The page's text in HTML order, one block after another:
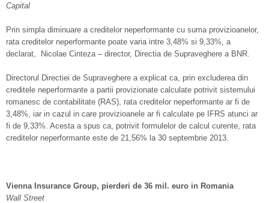
Capital
Prin simpla diminuare a creditelor neperformante cu suma provizioanelor,
rata creditelor neperformante poate varia intre 3,48% si 9,33%, a
declarat, Nicolae Cinteza – director, Directia de Supraveghere a BNR.
Directorul Directiei de Supraveghere a explicat ca, prin excluderea din
creditele neperformante a partii provizionate calculate potrivit sistemului
romanesc de contabilitate (RAS), rata creditelor neperformante ar fi de
3,48%, iar in cazul in care provizioanele ar fi calculate pe IFRS atunci ar
fi de 9,33%. Acesta a spus ca, potrivit formulelor de calcul curente, rata
creditelor neperformante este de 21,56% la 30 septembrie 2013.
Vienna Insurance Group, pierderi de 36 mil. euro in Romania
Wall Street